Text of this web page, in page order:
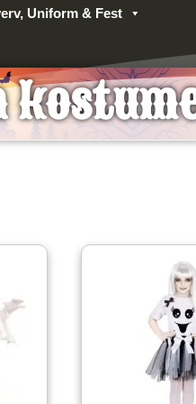
Uniform & Fest